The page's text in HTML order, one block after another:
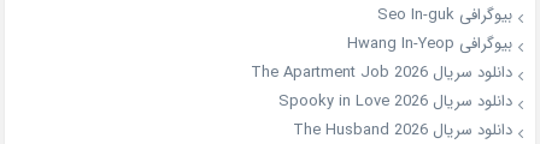
بیوگرافی Seo In-guk
بیوگرافی Hwang In-Yeop
دانلود سریال The Apartment Job 2026
دانلود سریال Spooky in Love 2026
دانلود سریال The Husband 2026